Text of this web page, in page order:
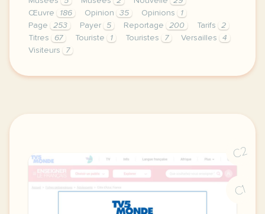
Œuvre
186 Opinion 35 Opinions
1
Page
253 Payer 5 Reportage 200 Tarifs
2
Titres
67 Touriste 1 Touristes 7 Versailles
4
Visiteurs
7
continuer sans accepter le respect de votre vie
C2
C1